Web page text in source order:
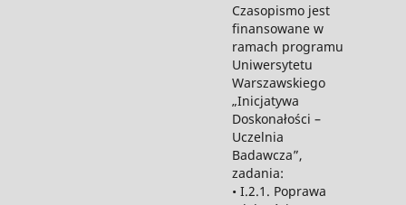
Czasopismo jest
finansowane w
ramach programu
Uniwersytetu
Warszawskiego
„Inicjatywa
Doskonałości –
Uczelnia
Badawcza”,
zadania:
• I.2.1. Poprawa